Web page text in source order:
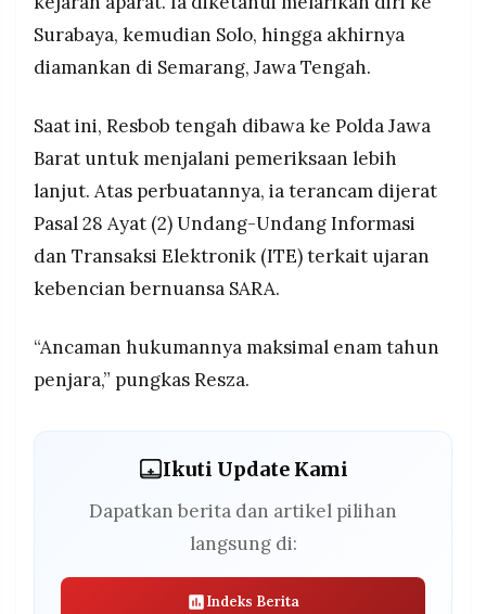
Surabaya, kemudian Solo, hingga akhirnya
diamankan di Semarang, Jawa Tengah.
Saat ini, Resbob tengah dibawa ke Polda Jawa
Barat untuk menjalani pemeriksaan lebih
lanjut. Atas perbuatannya, ia terancam dijerat
Pasal 28 Ayat (2) Undang-Undang Informasi
dan Transaksi Elektronik (ITE) terkait ujaran
kebencian bernuansa SARA.
“Ancaman hukumannya maksimal enam tahun
penjara,” pungkas Resza.
Ikuti Update Kami
Dapatkan berita dan artikel pilihan
langsung di:
Indeks Berita